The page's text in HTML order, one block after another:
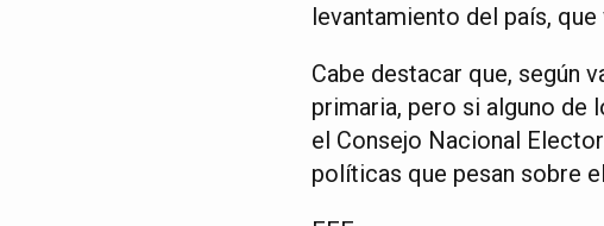
levantamiento del país,
Cabe destacar que, según
primaria, pero si alguno de
el Consejo Nacional
políticas que pesan sobre